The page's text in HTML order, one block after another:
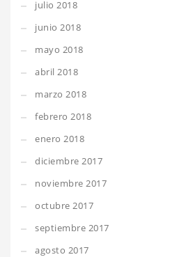
julio 2018
junio 2018
mayo 2018
abril 2018
marzo 2018
febrero 2018
enero 2018
diciembre 2017
noviembre 2017
octubre 2017
septiembre 2017
agosto 2017